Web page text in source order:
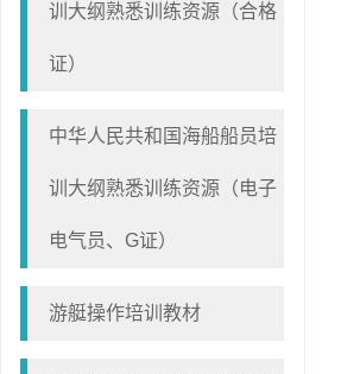
训大纲熟悉训练资源（合格
证）
中华人民共和国海船船员培
训大纲熟悉训练资源（电子
电气员、G证）
游艇操作培训教材